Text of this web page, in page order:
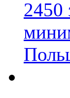
2450